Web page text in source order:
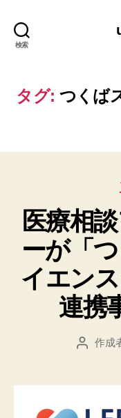
検索
タグ: つくば
医療相
ーが「
イエン
連携
投
作成